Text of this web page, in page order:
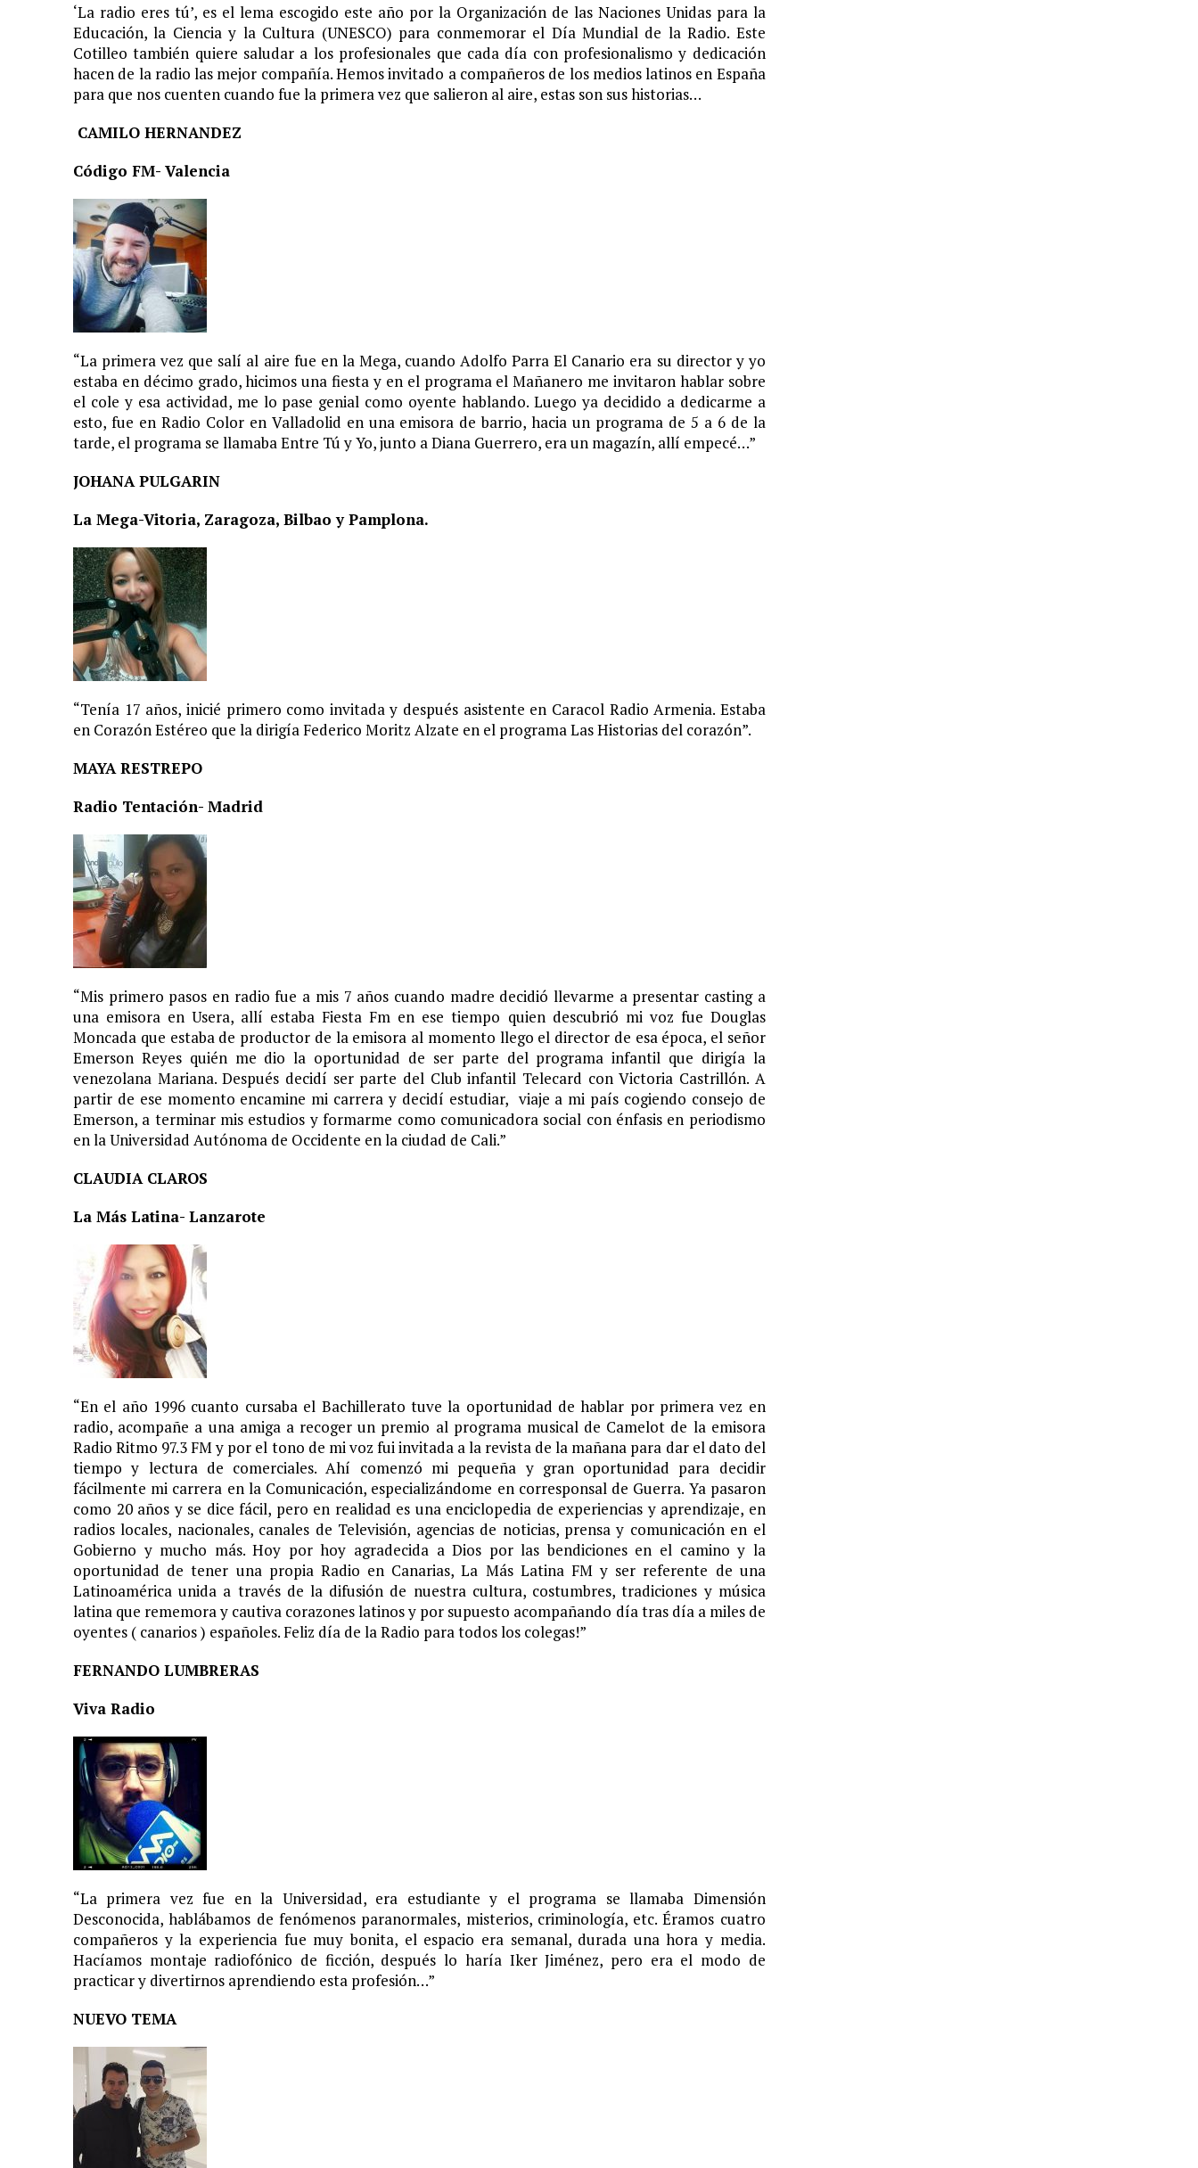
25 OCTUBRE, 2020 | EL COTILLEO 26/10/2020
18 OCTUBRE, 2020 |
EL COTILLEO 19/10/2020
12 OCTUBRE, 2020 | EL COTILLEO 12/10/2020
26 JULIO, 2020 | EL COTILLEO 27/07/2020
22 JUNIO, 2020 | EL COTILLEO 22/06/2020
11 JUNIO, 2020 | ARJONA CUENTA LA HISTORIA DE ¨LA MAMÁ DE MOISÉS¨.
7 JUNIO, 2020 | EL COTILLEO 08/06/2020
2 FEBRERO, 2026 | XIII GALA DE LOS PREMIOS
1 FEBRERO, 2026
GANADORES XIII PREMIOS EL COTILLEO 25/26
3 FEBRERO, 2025
LOS MÁS GUAP@S 2025
23 NOVIEMBRE, 2024
PREMIOS EL COTILLEO 24-25
28 ENERO, 2024 | LOS ARTISTAS INVITADOS
1 FEBRERO, 2025
LA NOCHE DE LOS MEJORES
‘La radio eres tú’, es el lema escogido este año por la Organización de las Naciones Unidas para la
Educación, la Ciencia y la Cultura (UNESCO) para conmemorar el Día Mundial de la Radio. Este
Cotilleo también quiere saludar a los profesionales que cada día con profesionalismo y dedicación
hacen de la radio las mejor compañía. Hemos invitado a compañeros de los medios latinos en España
para que nos cuenten cuando fue la primera vez que salieron al aire, estas son sus historias…
CAMILO HERNANDEZ
Código FM- Valencia
“La primera vez que salí al aire fue en la Mega, cuando Adolfo Parra El Canario era su director y yo
estaba en décimo grado, hicimos una fiesta y en el programa el Mañanero me invitaron hablar sobre
el cole y esa actividad, me lo pase genial como oyente hablando. Luego ya decidido a dedicarme a
esto, fue en Radio Color en Valladolid en una emisora de barrio, hacia un programa de 5 a 6 de la
tarde, el programa se llamaba Entre Tú y Yo, junto a Diana Guerrero, era un magazín, allí empecé…”
JOHANA PULGARIN
La Mega-Vitoria, Zaragoza, Bilbao y Pamplona.
“Tenía 17 años, inicié primero como invitada y después asistente en Caracol Radio Armenia. Estaba
en Corazón Estéreo que la dirigía Federico Moritz Alzate en el programa Las Historias del corazón”.
MAYA RESTREPO
Radio Tentación- Madrid
“Mis primero pasos en radio fue a mis 7 años cuando madre decidió llevarme a presentar casting a
una emisora en Usera, allí estaba Fiesta Fm en ese tiempo quien descubrió mi voz fue Douglas
Moncada que estaba de productor de la emisora al momento llego el director de esa época, el señor
Emerson Reyes quién me dio la oportunidad de ser parte del programa infantil que dirigía la
venezolana Mariana. Después decidí ser parte del Club infantil Telecard con Victoria Castrillón. A
partir de ese momento encamine mi carrera y decidí estudiar, viaje a mi país cogiendo consejo de
Emerson, a terminar mis estudios y formarme como comunicadora social con énfasis en periodismo
en la Universidad Autónoma de Occidente en la ciudad de Cali.”
CLAUDIA CLAROS
La Más Latina- Lanzarote
“En el año 1996 cuanto cursaba el Bachillerato tuve la oportunidad de hablar por primera vez en
radio, acompañe a una amiga a recoger un premio al programa musical de Camelot de la emisora
Radio Ritmo 97.3 FM y por el tono de mi voz fui invitada a la revista de la mañana para dar el dato del
tiempo y lectura de comerciales. Ahí comenzó mi pequeña y gran oportunidad para decidir
fácilmente mi carrera en la Comunicación, especializándome en corresponsal de Guerra. Ya pasaron
como 20 años y se dice fácil, pero en realidad es una enciclopedia de experiencias y aprendizaje, en
radios locales, nacionales, canales de Televisión, agencias de noticias, prensa y comunicación en el
Gobierno y mucho más. Hoy por hoy agradecida a Dios por las bendiciones en el camino y la
oportunidad de tener una propia Radio en Canarias, La Más Latina FM y ser referente de una
Latinoamérica unida a través de la difusión de nuestra cultura, costumbres, tradiciones y música
latina que rememora y cautiva corazones latinos y por supuesto acompañando día tras día a miles de
oyentes ( canarios ) españoles. Feliz día de la Radio para todos los colegas!”
FERNANDO LUMBRERAS
Viva Radio
“La primera vez fue en la Universidad, era estudiante y el programa se llamaba Dimensión
Desconocida, hablábamos de fenómenos paranormales, misterios, criminología, etc. Éramos cuatro
compañeros y la experiencia fue muy bonita, el espacio era semanal, durada una hora y media.
Hacíamos montaje radiofónico de ficción, después lo haría Iker Jiménez, pero era el modo de
practicar y divertirnos aprendiendo esta profesión…”
NUEVO TEMA